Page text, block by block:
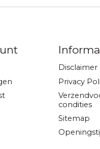
Disclaimer
Privacy
condities
Sitemap